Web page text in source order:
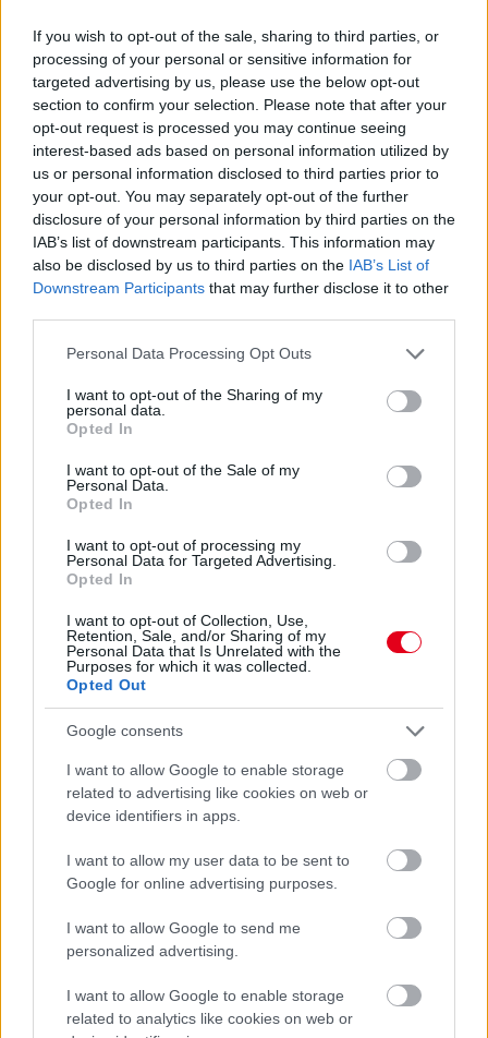
If you wish to opt-out of the sale, sharing to third parties, or
processing of your personal or sensitive information for
targeted advertising by us, please use the below opt-out
section to confirm your selection. Please note that after your
opt-out request is processed you may continue seeing
interest-based ads based on personal information utilized by
us or personal information disclosed to third parties prior to
your opt-out. You may separately opt-out of the further
disclosure of your personal information by third parties on the
IAB’s list of downstream participants. This information may
also be disclosed by us to third parties on the IAB’s List of
Downstream Participants that may further disclose it to other
Please note that this website/app uses one or more Google
not limited to your visit or usage behaviour. You may click to
grant or deny consent to Google and its third-party tags to
use your data for below specified purposes in below Google
consent section.
Personal Data Processing Opt Outs
I want to opt-out of the Sharing of my
personal data.
Opted In
I want to opt-out of the Sale of my
Personal Data.
Opted In
I want to opt-out of processing my
Personal Data for Targeted Advertising.
Opted In
I want to opt-out of Collection, Use,
Retention, Sale, and/or Sharing of my
Personal Data that Is Unrelated with the
Purposes for which it was collected.
Opted Out
Google consents
I want to allow Google to enable storage
related to advertising like cookies on web or
device identifiers in apps.
I want to allow my user data to be sent to
Google for online advertising purposes.
I want to allow Google to send me
personalized advertising.
I want to allow Google to enable storage
related to analytics like cookies on web or
Balogh Boglárka
10 napja
Wolff: Ezek a versenymérnökök olyanok, mint a
Teletabik!
Nemcsak a pórul járt Oscar Piastri akadt ki Carlos Sainz
manővere, és az egész szituáció miatt – az ausztrál
elfogadhatatlannak nevezte, hogy „egy mezőny végi versenyző
hülyesége” miatt elbukta a vezető helyet –, hanem szélesebb
körben is vihart kavartak a történtek. Sainz elmondása szerint
nem működött a rendszer, ami a kormánykijelzőn a kék zászlót
jelzi nekik, a Mercedes vezetője, Toto Wolff szerint viszont sem
ezt, sem a versenymérnökök attitűdjét nem engedheti meg
magának az F1.
„Az, hogy a zászlós rendszer nem működött, és a mezőny
végén lévő autók védekezni kezdtek Lewis és Kimi ellen,
elfogadhatatlan” – fogalmazott. „Gyalázatos produkció ez a
és nem szólnak a versenyzőiknek, hogy mi történik mögöttük.”
Mind Wolff, mind Piastri azt reméli a történtek után, hogy a
amit a kijelzőjükön látnak, hanem körül is néznek egy manőver